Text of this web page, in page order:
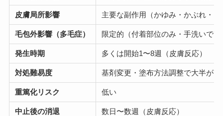
皮膚局所影響 主要な副作用（かゆみ・かぶれ・
毛包外影響（多毛症） 限定的（付着部位のみ・手洗いで改
発生時期 多くは開始1〜8週（皮膚反応）
対処難易度 基剤変更・塗布方法調整で大半が改
重篤化リスク 低い
中止後の消退 数日〜数週（皮膚反応）